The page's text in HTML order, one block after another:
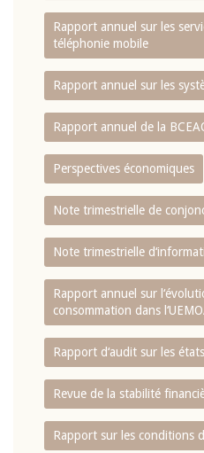
Rapport annuel sur les
téléphonie mobile
Rapport annuel sur les
Rapport annuel de la
Perspectives économiques
Note trimestrielle de
Note trimestrielle
Rapport annuel sur
consommation dans
Rapport d‘audit sur les
Revue de la stabilité
Rapport sur les conditions